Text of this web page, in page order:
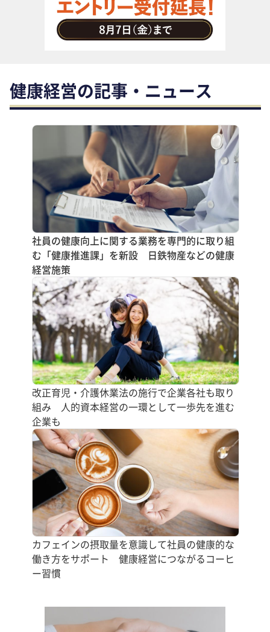
健康経営の記事・ニュース
社員の健康向上に関する業務を専門的に取り組
む「健康推進課」を新設 日鉄物産などの健康
経営施策
改正育児・介護休業法の施行で企業各社も取り
組み 人的資本経営の一環として一歩先を進む
企業も
カフェインの摂取量を意識して社員の健康的な
働き方をサポート 健康経営につながるコーヒ
ー習慣